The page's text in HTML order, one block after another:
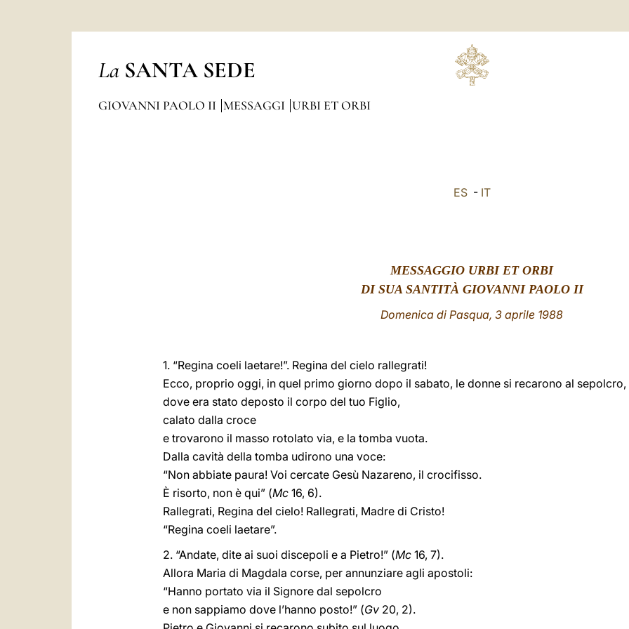
La SANTA SEDE
GIOVANNI PAOLO II MESSAGGI URBI ET ORBI
ES- IT
MESSAGGIO URBI ET ORBI
DI SUA SANTITÀ GIOVANNI PAOLO II
Domenica di Pasqua, 3 aprile 1988
1. “Regina coeli laetare!”. Regina del cielo rallegrati!
Ecco, proprio oggi, in quel primo giorno dopo il sabato, le donne si recarono al sepolcro,
dove era stato deposto il corpo del tuo Figlio,
calato dalla croce
e trovarono il masso rotolato via, e la tomba vuota.
Dalla cavità della tomba udirono una voce:
“Non abbiate paura! Voi cercate Gesù Nazareno, il crocifisso.
È risorto, non è qui” (Mc 16, 6).
Rallegrati, Regina del cielo! Rallegrati, Madre di Cristo!
“Regina coeli laetare”.
2. “Andate, dite ai suoi discepoli e a Pietro!” (Mc 16, 7).
Allora Maria di Magdala corse, per annunziare agli apostoli:
“Hanno portato via il Signore dal sepolcro
e non sappiamo dove l’hanno posto!” (Gv 20, 2).